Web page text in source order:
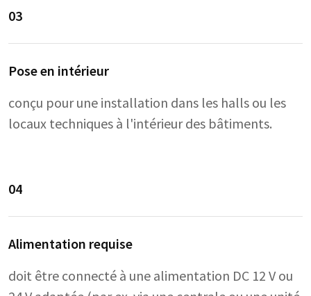
03
Pose en intérieur
conçu pour une installation dans les halls ou les
locaux techniques à l'intérieur des bâtiments.
04
Alimentation requise
doit être connecté à une alimentation DC 12 V ou